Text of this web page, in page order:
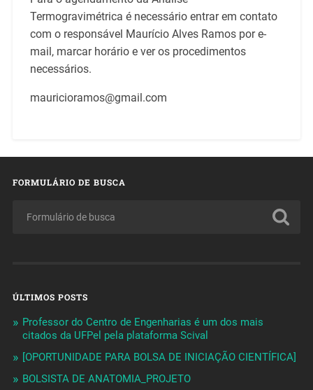
Termogravimétrica é necessário entrar em contato
com o responsável Maurício Alves Ramos por e-
mail, marcar horário e ver os procedimentos
necessários.
mauricioramos@gmail.com
FORMULÁRIO DE BUSCA
ÚLTIMOS POSTS
Professor do Centro de Engenharias é um dos mais
citados da UFPel pela plataforma Scival
[OPORTUNIDADE PARA BOLSA DE INICIAÇÃO CIENTÍFICA]
BOLSISTA DE ANATOMIA_PROJETO